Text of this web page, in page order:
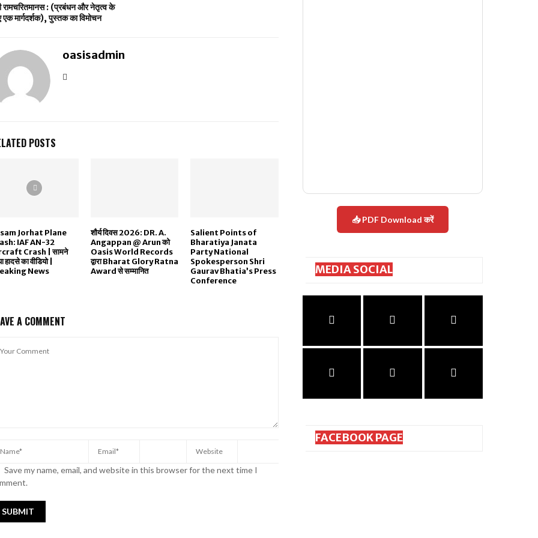
रामचरितमानस : (प्रबंधन और नेतृत्व के
एक मार्गदर्शक), पुस्तक का विमोचन
oasisadmin
POSTS
Jorhat Plane
IAF AN-32
Crash | सामने
हादसे का वीडियो |
News
शौर्य दिवस 2026: DR. A.
Angappan @ Arun को
Oasis World Records
द्वारा Bharat Glory Ratna
Award से सम्मानित
Salient Points of
Bharatiya Janata
Party National
Spokesperson Shri
Gaurav Bhatia’s Press
Conference
A COMMENT
Save my name, email, and website in this browser for the next time I
📥 PDF Download करें
MEDIA SOCIAL
FACEBOOK PAGE